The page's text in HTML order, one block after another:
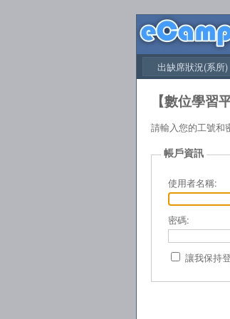
出缺席狀況(系所)
【數位學習
請輸入您的工號和
帳戶資訊
使用者名稱:
密碼:
讓我保持